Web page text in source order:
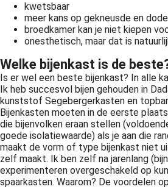
kwetsbaar
meer kans op gekneusde en
broedkamer kan je niet kiepen
onesthetisch, maar dat is
Welke bijenkast is de
Is er wel een beste bijenkast? In alle
Ik heb succesvol bijen gehouden in
kunststof Segebergerkasten en
Bijenkasten moeten in de eerste
die bijenvolken eraan stellen
goede isolatiewaarde) als je aan die
maakt de vorm of type bijenkast niet
zelf maakt. Ik ben zelf na jarenlang
experimenteren overgeschakeld op
spaarkasten. Waarom? De voordelen